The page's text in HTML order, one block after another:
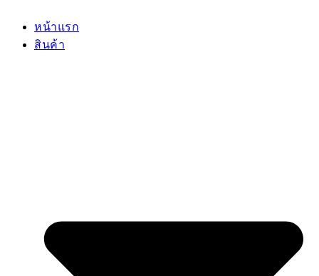
หน้าแรก
สินค้า